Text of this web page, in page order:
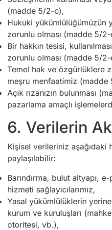
(madde 5/2-c),
Hukuki yükümlülüğümüzün
zorunlu olması (madde 5/
Bir hakkın tesisi,
zorunlu olması (madde 5/2-
Temel hak ve özgürlüklere
meşru menfaatimiz
Açık rızanızın bulunması
pazarlama amaçlı
6. Verilerin
Kişisel verileriniz aşağıdaki
paylaşılabilir:
Barındırma, bulut altyapı,
hizmeti sağlayıcılarımız,
Yasal yükümlülüklerin
kurum ve kuruluşları
otoritesi, vb.),